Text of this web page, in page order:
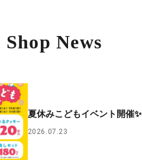
Shop News
夏休みこどもイベント開催✨
2026.07.23